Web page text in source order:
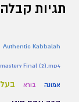
תגיות קבלה
Authentic Kabbalah
Final (2).mp4
אמונה בורא